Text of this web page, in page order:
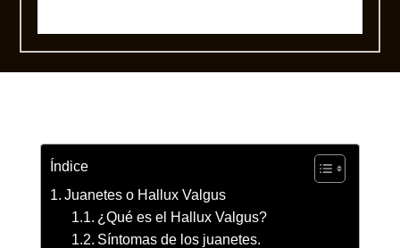
Índice
Juanetes o Hallux Valgus
¿Qué es el Hallux Valgus?
Síntomas de los juanetes.